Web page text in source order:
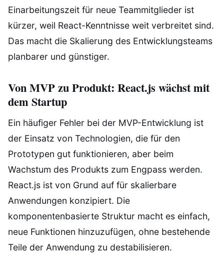
Einarbeitungszeit für neue Teammitglieder ist
kürzer, weil React-Kenntnisse weit verbreitet sind.
Das macht die Skalierung des Entwicklungsteams
planbarer und günstiger.
Von MVP zu Produkt: React.js wächst mit
dem Startup
Ein häufiger Fehler bei der MVP-Entwicklung ist
der Einsatz von Technologien, die für den
Prototypen gut funktionieren, aber beim
Wachstum des Produkts zum Engpass werden.
React.js ist von Grund auf für skalierbare
Anwendungen konzipiert. Die
komponentenbasierte Struktur macht es einfach,
neue Funktionen hinzuzufügen, ohne bestehende
Teile der Anwendung zu destabilisieren.